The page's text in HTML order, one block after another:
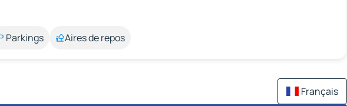
Parkings Aires de repos
Français